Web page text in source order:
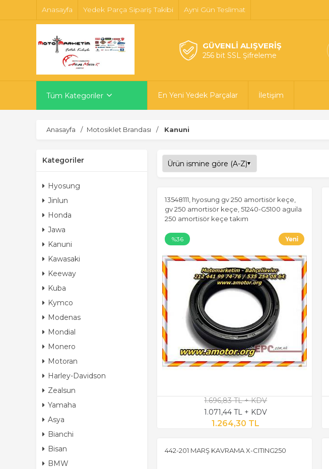
Anasayfa Yedek Parça Sipariş Takibi Ayni Gün Teslimat
GÜVENLİ ALIŞVERİŞ
256 bit SSL Şifreleme
Tüm Kategoriler En Yeni Yedek Parçalar İletişim
Anasayfa Motosiklet Brandası Kanuni
Kategoriler
Hyosung
Jinlun
Honda
Jawa
Kanuni
Kawasaki
Keeway
Kuba
Kymco
Modenas
Mondial
Monero
Motoran
Harley-Davidson
Zealsun
Yamaha
Asya
Bianchi
Bisan
BMW
13548111, hyosung gv 250 amortisör keçe,
gv 250 amortisör keçe, 51240-G5100 aguila
250 amortisör keçe takım
%36
1.696,83 TL + KDV
1.071,44 TL + KDV
1.264,30 TL
442-201 MARŞ KAVRAMA X-CITING250